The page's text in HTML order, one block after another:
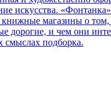
искусства.
книжные магазины о
дорогие, и чем они
смыслах подборка.